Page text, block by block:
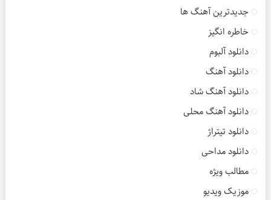
جدیدترین آهنگ ها
خاطره انگیز
دانلود آلبوم
دانلود آهنگ
دانلود آهنگ شاد
دانلود آهنگ محلی
دانلود تیتراژ
دانلود مداحی
مطالب ویژه
موزیک ویدیو